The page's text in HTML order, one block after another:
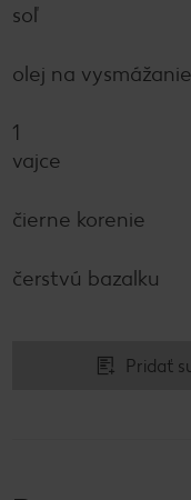
soľ
olej na vysmážanie
1
vajce
čierne korenie
čerstvú bazalku
Pridať